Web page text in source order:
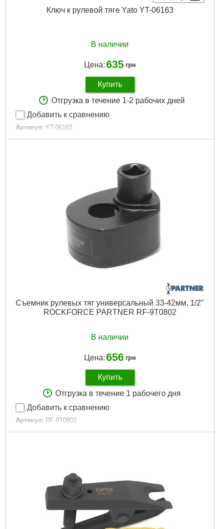
Ключ к рулевой тяге Yato YT-06163
В наличии
Цена:635 грн
Купить
Отгрузка в течение 1-2 рабочих дней
Добавить к сравнению
Артикул: YT-06163
Код товара: 25.72.85
85x55x45 мм
Подробнее...
Съемник рулевых тяг универсальный 33-42мм, 1/2"
ROCKFORCE PARTNER RF-9T0802
В наличии
Цена:656 грн
Купить
Отгрузка в течение 1 рабочего дня
Добавить к сравнению
Артикул: RF-9T0802
Код товара: 25.38.94
Подробнее...